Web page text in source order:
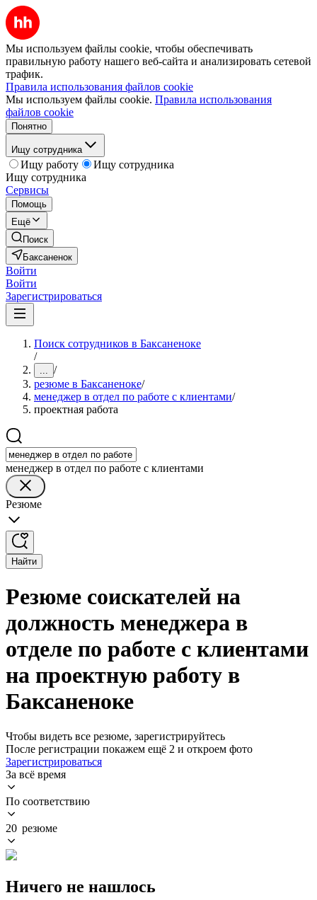
Мы используем файлы cookie, чтобы обеспечивать
правильную работу нашего веб-сайта и анализировать сетевой
трафик.
Правила использования файлов cookie
Мы используем файлы cookie. Правила использования
файлов cookie
Понятно
Ищу сотрудника
Ищу работу
Ищу сотрудника
Ищу сотрудника
Сервисы
Помощь
Ещё
Поиск
Баксаненок
Войти
Войти
Зарегистрироваться
Поиск сотрудников в Баксаненоке
/
... /
резюме в Баксаненоке/
менеджер в отдел по работе с клиентами/
проектная работа
менеджер в отдел по работе с клиентами
Резюме
Найти
Резюме соискателей на
должность менеджера в
отделе по работе с клиентами
на проектную работу в
Баксаненоке
Чтобы видеть все резюме, зарегистрируйтесь
После регистрации покажем ещё 2 и откроем фото
Зарегистрироваться
За всё время
По соответствию
20 резюме
Ничего не нашлось